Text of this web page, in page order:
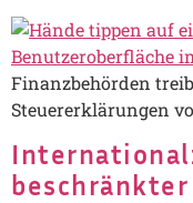
Finanzbehörden
Steuererklärungen